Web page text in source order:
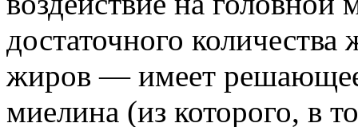
достаточного
жиров — имеет решающее
миелина (из которого, в